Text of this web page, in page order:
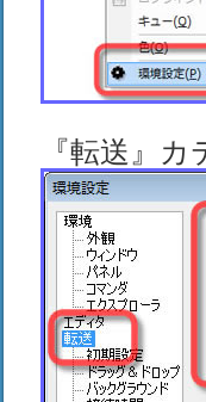
『転送』